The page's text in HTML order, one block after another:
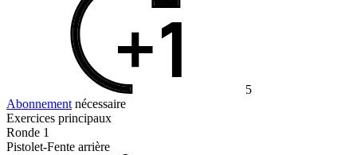
5
Abonnement nécessaire
Exercices principaux
Ronde 1
Pistolet-Fente arrière